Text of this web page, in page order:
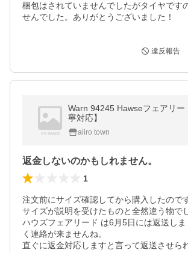
梱包はされていませんでしたがタイヤです
せんでした。ありがとうございました！
違反報告
Warn 94245 Hawseフェアリー
寧対応】
aiiro town
返金しないのかもしれません。
1
注文前にサイズ確認してから購入したので
サイズが説明を受けたものと全然違う物で
ハウズフェアリード は6月5日には返送し
く連絡が来ませんね。
直ぐに返金対応しますと言って返送させら